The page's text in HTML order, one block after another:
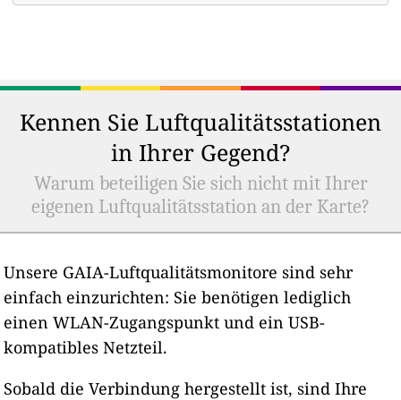
Kennen Sie Luftqualitätsstationen
in Ihrer Gegend?
Warum beteiligen Sie sich nicht mit Ihrer
eigenen Luftqualitätsstation an der Karte?
Unsere GAIA-Luftqualitätsmonitore sind sehr
einfach einzurichten: Sie benötigen lediglich
einen WLAN-Zugangspunkt und ein USB-
kompatibles Netzteil.
Sobald die Verbindung hergestellt ist, sind Ihre